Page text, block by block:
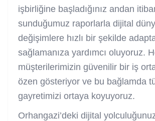
işbirliğine başladığınız andan
sunduğumuz raporlarla dijital
değişimlere hızlı bir şekilde
sağlamanıza yardımcı oluyoruz.
müşterilerimizin güvenilir bir iş
özen gösteriyor ve bu bağlamda
gayretimizi ortaya koyuyoruz.
Orhangazi’deki dijital